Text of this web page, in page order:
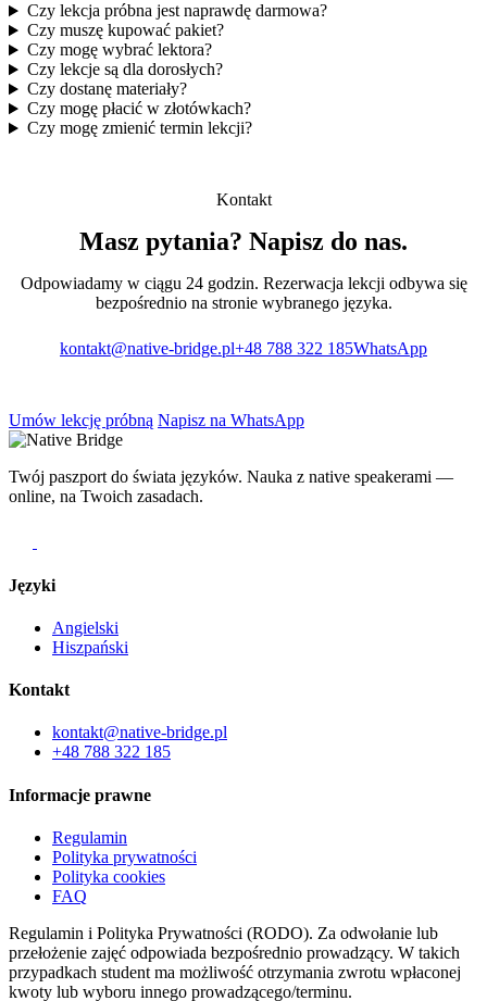
Czy lekcja próbna jest naprawdę darmowa?
Czy muszę kupować pakiet?
Czy mogę wybrać lektora?
Czy lekcje są dla dorosłych?
Czy dostanę materiały?
Czy mogę płacić w złotówkach?
Czy mogę zmienić termin lekcji?
Kontakt
Masz pytania? Napisz do nas.
Odpowiadamy w ciągu 24 godzin. Rezerwacja lekcji odbywa się
bezpośrednio na stronie wybranego języka.
kontakt@native-bridge.pl+48 788 322 185WhatsApp
Umów lekcję próbną Napisz na WhatsApp
Twój paszport do świata języków. Nauka z native speakerami —
online, na Twoich zasadach.
Języki
Angielski
Hiszpański
Kontakt
kontakt@native-bridge.pl
+48 788 322 185
Informacje prawne
Regulamin
Polityka prywatności
Polityka cookies
FAQ
Regulamin i Polityka Prywatności (RODO). Za odwołanie lub
przełożenie zajęć odpowiada bezpośrednio prowadzący. W takich
przypadkach student ma możliwość otrzymania zwrotu wpłaconej
kwoty lub wyboru innego prowadzącego/terminu.